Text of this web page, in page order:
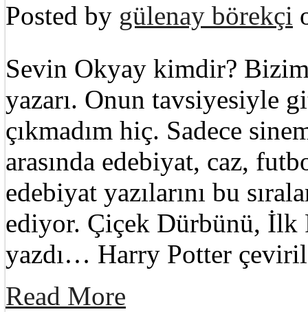
Posted by gülenay börekçi
Sevin Okyay kimdir?
yazarı. Onun tavsiyesiyle
çıkmadım hiç. Sadece
arasında edebiyat, caz,
edebiyat yazılarını bu
ediyor. Çiçek Dürbünü, İlk
yazdı… Harry Potter
Read More